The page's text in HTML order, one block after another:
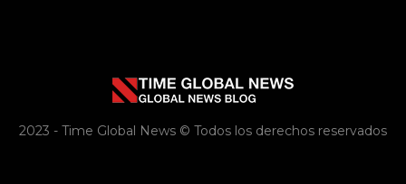
2023 - Time Global News © Todos los derechos reservados